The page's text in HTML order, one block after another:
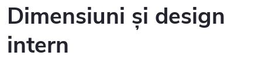
Dimensiuni și design
intern